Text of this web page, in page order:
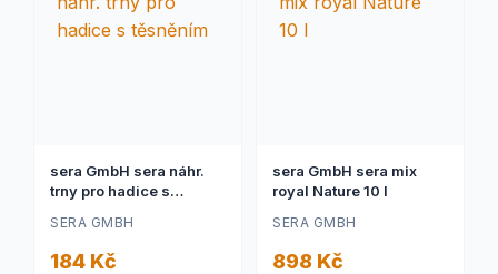
sera GmbH sera náhr.
trny pro hadice s
SERA GMBH
184 Kč
sera GmbH sera mix
royal Nature 10 l
SERA GMBH
898 Kč